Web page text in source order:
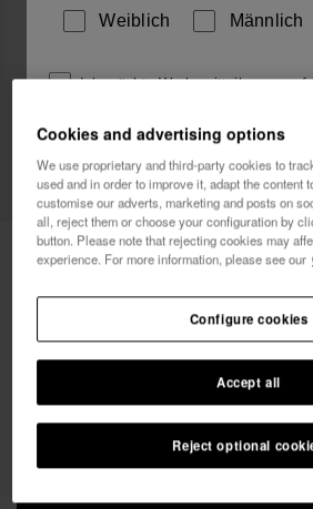
Havaianas Charms Pride Top
Gratis Versand für alle deine
Weiblich Männlich
Ich möchte Werbemitteilungen auf
und akzeptiert.
Ich möchte 10%
Cookies and advertising options
We use proprietary and third-party cookies to
used and in order to improve it, adapt the content
customise our adverts, marketing and posts on
all, reject them or choose your configuration by
button. Please note that rejecting cookies may
experience. For more information, please see our
Reject optional
Accept all
Configure cookies